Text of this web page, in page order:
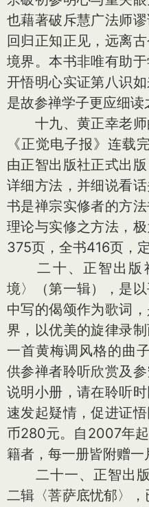
也藉著破斥慧广法师
回归正知正见，远离
境界。本书非唯有助
开悟明心实证第八识
是故参禅学子更应细读
十九、黄正幸老师
《正觉电子报》连载
由正智出版社正式出
详细方法，并细说看
书是禅宗实修者的方
理论与实修之方法，
375页，全书416页，
二十、正智出版
境〉（第一辑），是
中写的偈颂作为歌词
界，以优美的旋律录
一首黄梅调风格的曲
供参禅者聆听欣赏及
说明小册，请在聆听
速发起疑情，促进证
币280元。自2007年
籍者，每一册皆附赠一
二十一、正智出版
二辑〈菩萨底忧郁〉